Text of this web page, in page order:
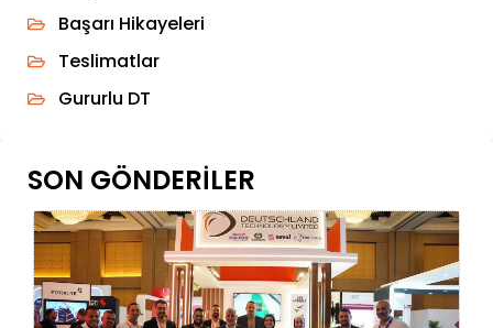
Başarı Hikayeleri
Teslimatlar
Gururlu DT
SON GÖNDERILER